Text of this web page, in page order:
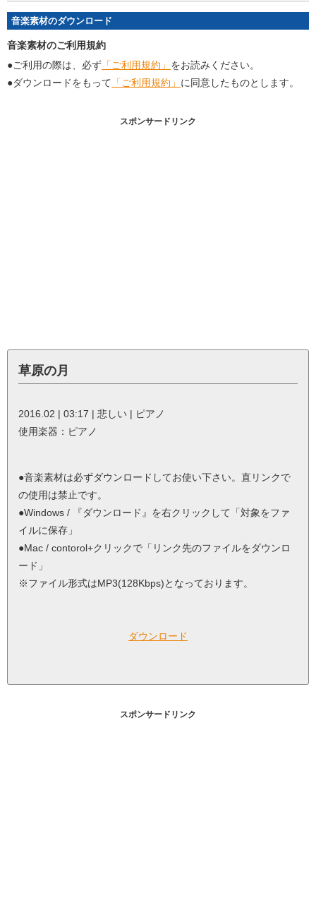
音楽素材のダウンロード
音楽素材のご利用規約
●ご利用の際は、必ず 「ご利用規約」 をお読みください。
●ダウンロードをもって 「ご利用規約」 に同意したものとします。
スポンサードリンク
草原の月
2016.02 | 03:17 | 悲しい | ピアノ
使用楽器：ピアノ
●音楽素材は必ずダウンロードしてお使い下さい。直リンクで
の使用は禁止です。
●Windows / 『ダウンロード』を右クリックして「対象をファ
イルに保存」
●Mac / contorol+クリックで「リンク先のファイルをダウンロ
ード」
※ファイル形式はMP3(128Kbps)となっております。
ダウンロード
スポンサードリンク